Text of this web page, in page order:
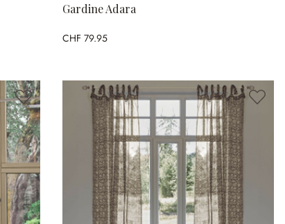
Gardine Adara
CHF 79.95